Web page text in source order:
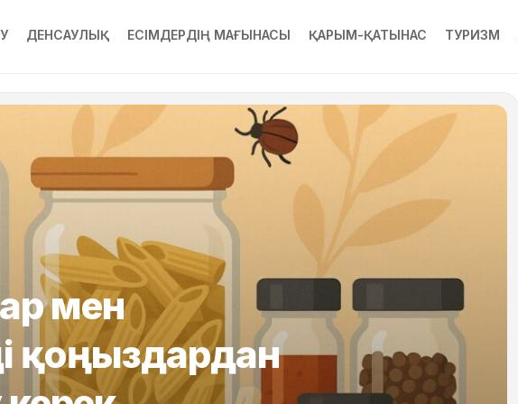
ДЕНСАУЛЫҚ ЕСІМДЕРДІҢ МАҒЫНАСЫ ҚАРЫМ-ҚАТЫНАС ТУРИЗМ
мен
қоңыздардан